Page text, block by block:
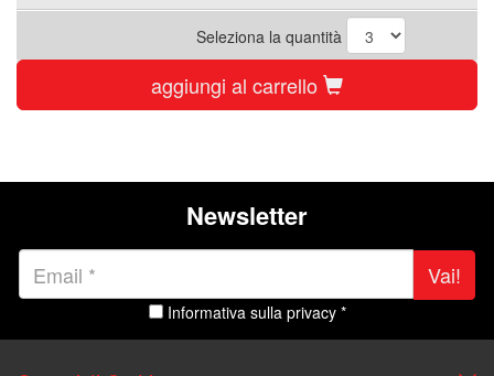
Seleziona la quantità
aggiungi al carrello
Newsletter
Vai!
Informativa sulla privacy *